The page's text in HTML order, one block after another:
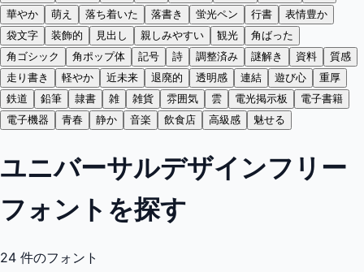
華やか
萌え 落ち着いた 落書き 蛍光ペン 行書
表情豊か
袋文字
装飾的 見出し 親しみやすい 観光
角ばった
角ゴシック
角ポップ体 記号 詩 調整済み 謎解き 資料
質感
走り書き
軽やか 近未来 退廃的 透明感 連結 遊び心
重厚
鉄道
鉛筆 隷書 雑 雑貨 雰囲気 雲 電光掲示板
電子書籍
電子機器
青春 静か 音楽 飲食店 高級感 魅せる
ユニバーサルデザインフリー
フォントを探す
24 件のフォント